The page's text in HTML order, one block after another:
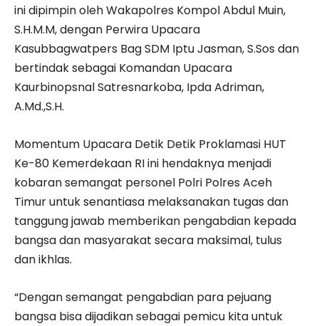
ini dipimpin oleh Wakapolres Kompol Abdul Muin,
S.H.M.M, dengan Perwira Upacara
Kasubbagwatpers Bag SDM Iptu Jasman, S.Sos dan
bertindak sebagai Komandan Upacara
Kaurbinopsnal Satresnarkoba, Ipda Adriman,
A.Md.,S.H.
Momentum Upacara Detik Detik Proklamasi HUT
Ke-80 Kemerdekaan RI ini hendaknya menjadi
kobaran semangat personel Polri Polres Aceh
Timur untuk senantiasa melaksanakan tugas dan
tanggung jawab memberikan pengabdian kepada
bangsa dan masyarakat secara maksimal, tulus
dan ikhlas.
“Dengan semangat pengabdian para pejuang
bangsa bisa dijadikan sebagai pemicu kita untuk